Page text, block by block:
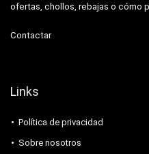
ofertas, chollos, rebajas o cómo
Contactar
Links
Política de privacidad
Sobre nosotros